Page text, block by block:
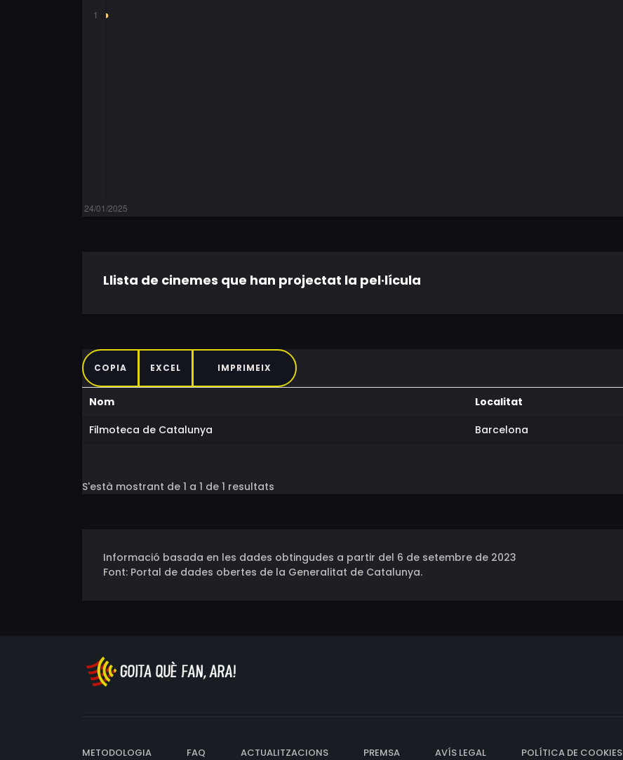
Llista de cinemes que han projectat la pel·lícula
COPIA EXCEL IMPRIMEIX
Nom Localitat
Filmoteca de Catalunya
Barcelona
S'està mostrant de 1 a 1 de 1 resultats
Informació basada en les dades obtingudes a partir del 6 de setembre de 2023
Font: Portal de dades obertes de la Generalitat de Catalunya.
METODOLOGIA FAQ ACTUALITZACIONS PREMSA AVÍS LEGAL POLÍTICA DE COOKIES